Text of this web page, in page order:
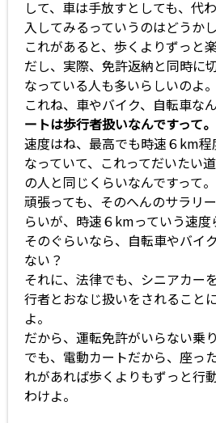
して、車は手放すとしても、代
入してみるっていうのはどうかし
これがあると、歩くよりずっと
だし、実際、免許返納と同時に
なっている人も多いらしいのよ。
これね、車やバイク、自転車な
ートは歩行者扱いなんですって。
速度はね、最高でも時速６km
なっていて、これってだいたい
の人と同じくらいなんですって。
頑張っても、そのへんのサラリ
らいが、時速６kmっていう速度
そのぐらいなら、自転車やバイ
ない？
それに、法律でも、シニアカー
行者とおなじ扱いをされること
よ。
だから、運転免許がいらない乗
でも、電動カートだから、座っ
れがあれば歩くよりもずっと行
わけよ。